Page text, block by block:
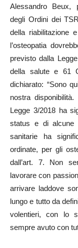
Alessandro Beux,
degli Ordini dei
della riabilitazione
l’osteopatia
previsto dalla
della salute e 61
dichiarato: “Sono
nostra
Legge 3/2018 ha
status e di alcune
sanitarie ha
ordinate, per gli
dall’art. 7. Non
lavorare con
arrivare laddove
lungo e tutto da
volentieri, con lo
sempre avuto con